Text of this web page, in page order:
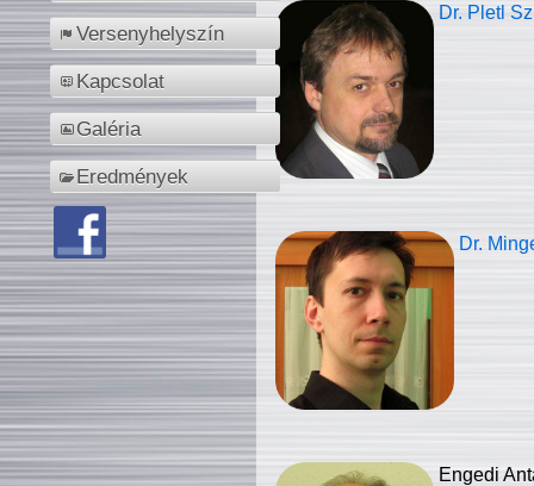
Versenyhelyszín
Kapcsolat
Galéria
Eredmények
Dr. Pletl
Dr.
Engedi